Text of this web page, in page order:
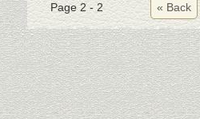
Page 2 - 2 « Back